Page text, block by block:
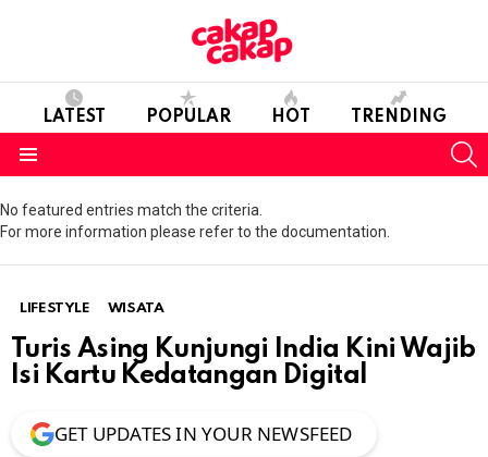
LATEST POPULAR HOT TRENDING
No featured entries match the criteria.
For more information please refer to the documentation.
LIFESTYLE WISATA
Turis Asing Kunjungi India Kini Wajib
Isi Kartu Kedatangan Digital
GET UPDATES IN YOUR NEWSFEED